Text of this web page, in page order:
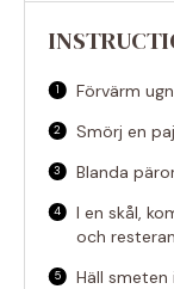
Förvärm
Smörj en
Blanda
I en skål,
och
Häll smeten